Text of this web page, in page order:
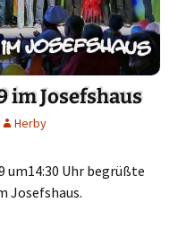
im Josefshaus
Herby
um14:30 Uhr begrüßte
Josefshaus.